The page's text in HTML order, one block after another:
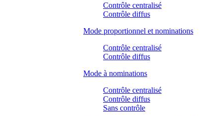
Contrôle centralisé
Contrôle diffus
Mode proportionnel et nominations
Contrôle centralisé
Contrôle diffus
Mode à nominations
Contrôle centralisé
Contrôle diffus
Sans contrôle